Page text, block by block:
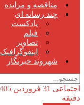
مناقصه و مزایده
چند رسانه ای
پادکست
فیلم
تصاویر
اینفوگرافیک
شهروند خبرنگار
اجتماعی 31 فروردین 1405 - 4 ماه پیش
دقیقه